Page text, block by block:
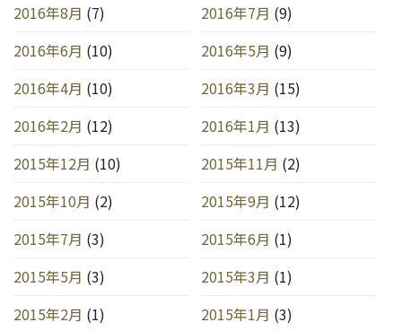
2016年8月 (7) 2016年7月 (9)
2016年6月 (10) 2016年5月 (9)
2016年4月 (10) 2016年3月 (15)
2016年2月 (12) 2016年1月 (13)
2015年12月 (10) 2015年11月 (2)
2015年10月 (2) 2015年9月 (12)
2015年7月 (3) 2015年6月 (1)
2015年5月 (3) 2015年3月 (1)
2015年2月 (1) 2015年1月 (3)